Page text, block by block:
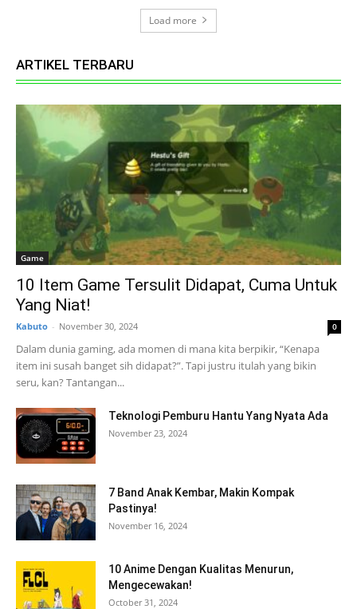
Load more
ARTIKEL TERBARU
Game
10 Item Game Tersulit Didapat, Cuma Untuk
Yang Niat!
Kabuto - November 30, 2024 0
Dalam dunia gaming, ada momen di mana kita berpikir, “Kenapa
item ini susah banget sih didapat?”. Tapi justru itulah yang bikin
seru, kan? Tantangan...
Teknologi Pemburu Hantu Yang Nyata Ada
November 23, 2024
7 Band Anak Kembar, Makin Kompak
Pastinya!
November 16, 2024
10 Anime Dengan Kualitas Menurun,
Mengecewakan!
October 31, 2024